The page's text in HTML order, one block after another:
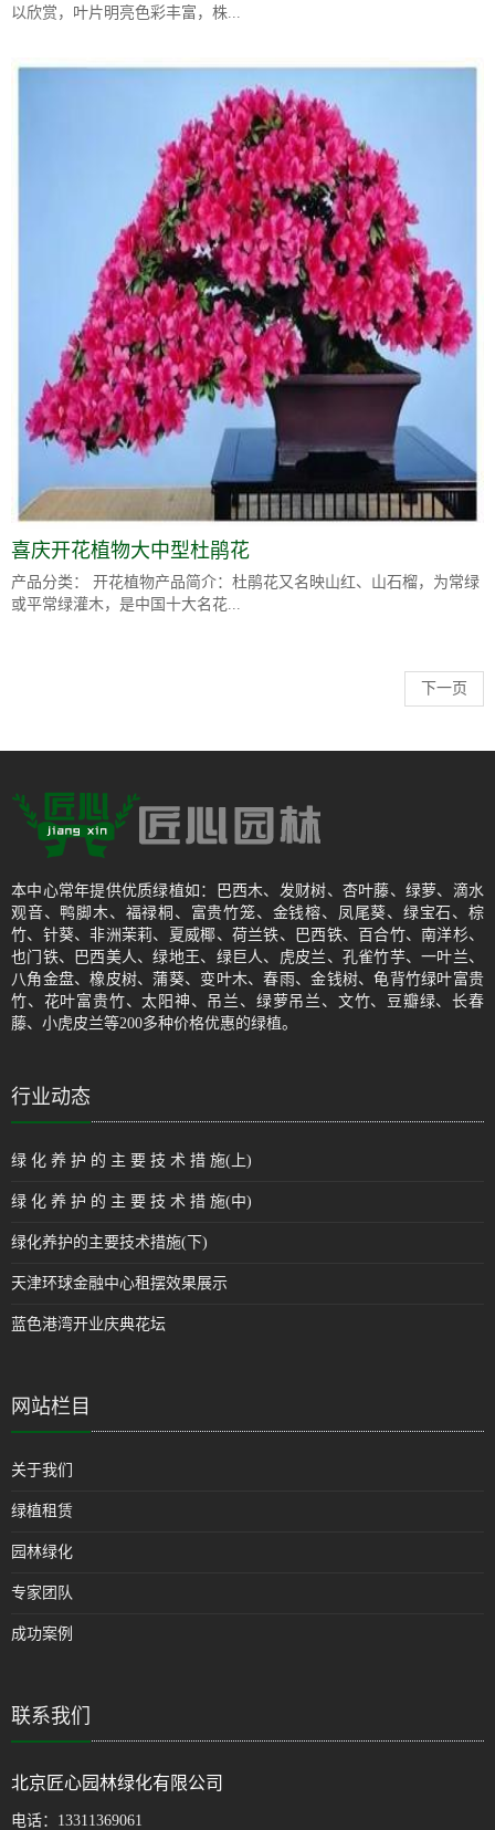
以欣赏，叶片明亮色彩丰富，株...
喜庆开花植物大中型杜鹃花
产品分类： 开花植物产品简介：杜鹃花又名映山红、山石榴，为常绿
或平常绿灌木，是中国十大名花...
下一页
本中心常年提供优质绿植如：巴西木、发财树、杏叶藤、绿萝、滴水
观音、鸭脚木、福禄桐、富贵竹笼、金钱榕、凤尾葵、绿宝石、棕
竹、针葵、非洲茉莉、夏威椰、荷兰铁、巴西铁、百合竹、南洋杉、
也门铁、巴西美人、绿地王、绿巨人、虎皮兰、孔雀竹芋、一叶兰、
八角金盘、橡皮树、蒲葵、变叶木、春雨、金钱树、龟背竹绿叶富贵
竹、花叶富贵竹、太阳神、吊兰、绿萝吊兰、文竹、豆瓣绿、长春
藤、小虎皮兰等200多种价格优惠的绿植。
行业动态
绿 化 养 护 的 主 要 技 术 措 施(上)
绿 化 养 护 的 主 要 技 术 措 施(中)
绿化养护的主要技术措施(下)
天津环球金融中心租摆效果展示
蓝色港湾开业庆典花坛
网站栏目
关于我们
绿植租赁
园林绿化
专家团队
成功案例
联系我们
北京匠心园林绿化有限公司
电话： 13311369061